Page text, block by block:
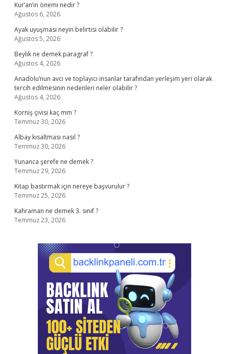
Kur’an’ın önemi nedir ?
Ağustos 6, 2026
Ayak uyuşması neyin belirtisi olabilir ?
Ağustos 5, 2026
Beylik ne demek paragraf ?
Ağustos 4, 2026
Anadolu’nun avcı ve toplayıcı insanlar tarafından yerleşim yeri olarak
tercih edilmesinin nedenleri neler olabilir ?
Ağustos 4, 2026
Korniş çivisi kaç mm ?
Temmuz 30, 2026
Albay kısaltması nasıl ?
Temmuz 30, 2026
Yunanca şerefe ne demek ?
Temmuz 29, 2026
Kitap bastırmak için nereye başvurulur ?
Temmuz 25, 2026
Kahraman ne demek 3. sınıf ?
Temmuz 23, 2026